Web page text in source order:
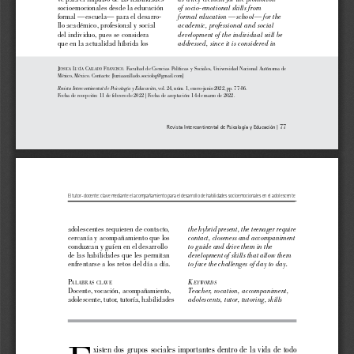
socioemocionales desde la educación
formal —escuela— para el desarro-
llo académico, profesional y social
del individuo, pues se considera
que en la actualidad híbrida los
jessica lucía callado Francisco
Facultad de Ciencias Políticas y Sociales, Universidad Nacional Autónoma de
México, México. Contacto: [luziaacallado.sociolog@gmail.com]
Revista Intercontinental de Psicología y Educación , vol. 24, núm. 1, enero-junio 2022, pp. 77-86.
Fecha de recepción: 11 de febrero de 2022 | Fecha de aceptación: 14 de marzo de 2022.
of socio-emotional skills from
formal education —school— for the
academic, professional and social
development of the individual will be
addressed, since it is considered in
Revista Intercontinental de Psicología y Educación | 77
El tutor-docente: clave mediante el acompañamiento para el desarrollo de habilidades socioemocionales en el adolescente
adolescentes requieren de contacto,
cercanía y acompañamiento que los
conduzcan y guíen en el desarrollo
de las habilidades que les permitan
enfrentarse a los retos del día a día.
Palabras clave
Docente, vocación, acompañamiento,
adolescente, tutor, tutoría, habilidades
the hybrid present, the teenager require
contact, closeness and accompaniment
to guide and drive them in the
development of skills that allow them
to face the challenges of day to day.
Keywords
Teacher, vocation, accompaniment,
adolescents, tutor, tutoring, skills
xisten dos grupos sociales importantes dentro de la vida de todo